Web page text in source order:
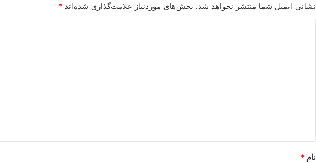
نشانی ایمیل شما منتشر نخواهد شد. بخش‌های موردنیاز علامت‌گذاری شده‌اند *
نام *